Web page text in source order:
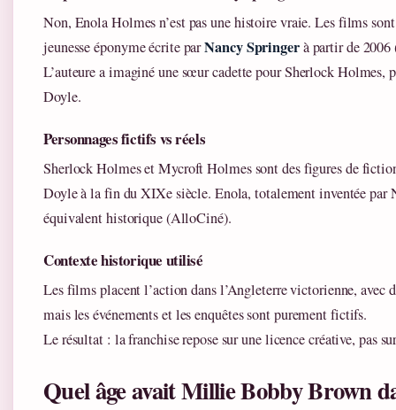
Non, Enola Holmes n’est pas une histoire vraie. Les films
jeunesse éponyme écrite parNancy Springerà partir de
L’auteure a imaginé une sœur cadette pour Sherlock Holmes,
Doyle.
Personnages fictifs vs réels
Sherlock Holmes et Mycroft Holmes sont des figures de
Doyle à la fin du XIXe siècle. Enola, totalement inventée par
équivalent historique (AlloCiné).
Contexte historique utilisé
Les films placent l’action dans l’Angleterre victorienne, avec
mais les événements et les enquêtes sont purement fictifs.
Le résultat : la franchise repose sur une licence créative, pas
Quel âge avait Millie Bobby Brown